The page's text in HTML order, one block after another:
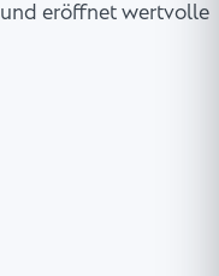
eröffnet wertvolle